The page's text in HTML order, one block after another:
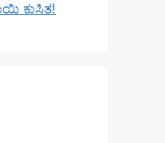
ಕುಸಿತ!